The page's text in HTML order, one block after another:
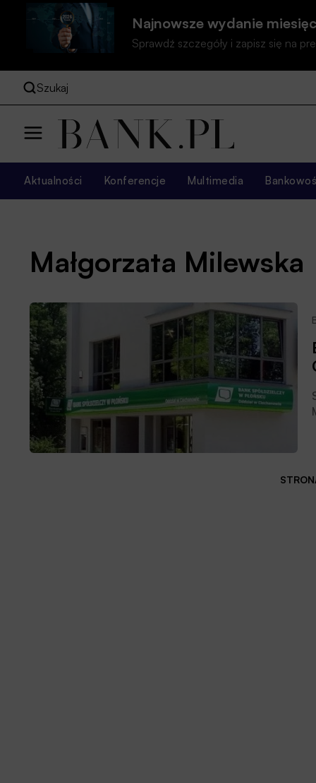
Najnowsze wydanie
Sprawdź szczegóły i zapisz się na
Szukaj
Aktualności Konferencje Multimedia
Małgorzata Milewska